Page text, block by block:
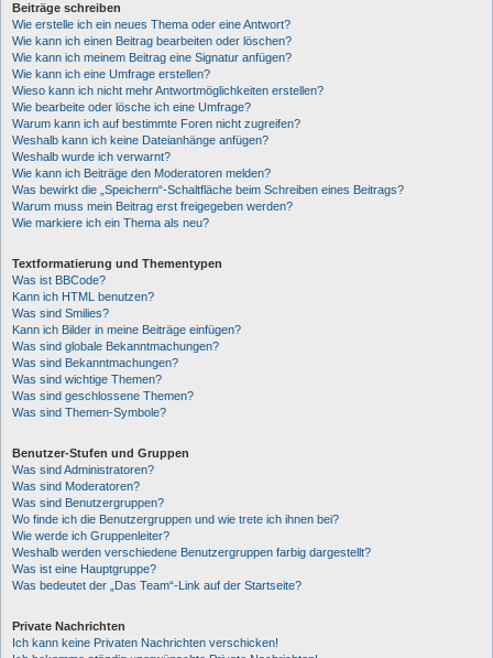
Beiträge schreiben
Wie erstelle ich ein neues Thema oder eine Antwort?
Wie kann ich einen Beitrag bearbeiten oder löschen?
Wie kann ich meinem Beitrag eine Signatur anfügen?
Wie kann ich eine Umfrage erstellen?
Wieso kann ich nicht mehr Antwortmöglichkeiten erstellen?
Wie bearbeite oder lösche ich eine Umfrage?
Warum kann ich auf bestimmte Foren nicht zugreifen?
Weshalb kann ich keine Dateianhänge anfügen?
Weshalb wurde ich verwarnt?
Wie kann ich Beiträge den Moderatoren melden?
Was bewirkt die „Speichern“-Schaltfläche beim Schreiben eines Beitrags?
Warum muss mein Beitrag erst freigegeben werden?
Wie markiere ich ein Thema als neu?
Textformatierung und Thementypen
Was ist BBCode?
Kann ich HTML benutzen?
Was sind Smilies?
Kann ich Bilder in meine Beiträge einfügen?
Was sind globale Bekanntmachungen?
Was sind Bekanntmachungen?
Was sind wichtige Themen?
Was sind geschlossene Themen?
Was sind Themen-Symbole?
Benutzer-Stufen und Gruppen
Was sind Administratoren?
Was sind Moderatoren?
Was sind Benutzergruppen?
Wo finde ich die Benutzergruppen und wie trete ich ihnen bei?
Wie werde ich Gruppenleiter?
Weshalb werden verschiedene Benutzergruppen farbig dargestellt?
Was ist eine Hauptgruppe?
Was bedeutet der „Das Team“-Link auf der Startseite?
Private Nachrichten
Ich kann keine Privaten Nachrichten verschicken!